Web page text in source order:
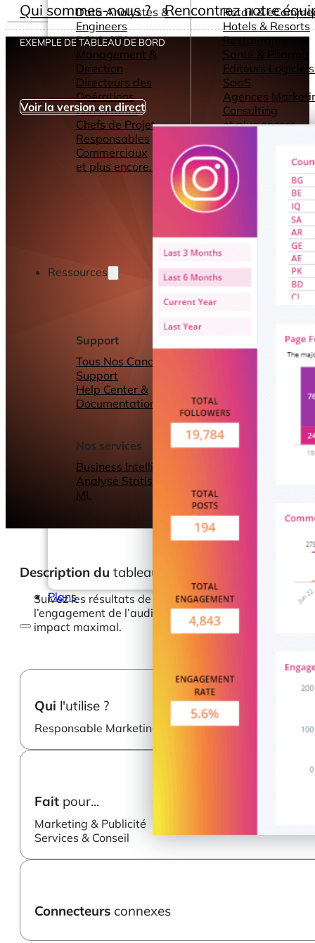
Data Analystes &
Engineers
DSI & CTOs
Management &
Direction
Directeurs des
Opérations
Consultants
Chefs de Projet
Responsables
Commerciaux
et plus encore...
Retail &
Hotels & Resorts
Restaurants
Santé & Pharma
Editeurs
SaaS
Agences
Consulting
et plus encore...
Ressources
Support
Tous Nos Canaux de
Support
Help Center &
Documentation
Nos services
Business Intelligence
Analyse Statistique &
ML
Autres
Tableaux de
eBooks
Notre blog
Plans
Qui sommes-nous ? Rencontrez notre
EXEMPLE DE TABLEAU DE BORD
Voir la version en direct
Description du tableau de bord
Suivez les résultats de votre stratégie Instagram
l’engagement de l’audience par segment et par
impact maximal.
Qui l'utilise ?
Responsable Marketing
Fait pour...
Marketing & Publicité
Services & Conseil
Connecteurs connexes